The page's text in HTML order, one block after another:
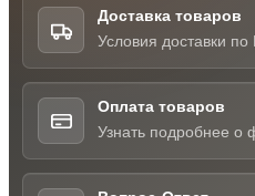
Доставка товаров
Условия доставки
Оплата товаров
Узнать подробнее о